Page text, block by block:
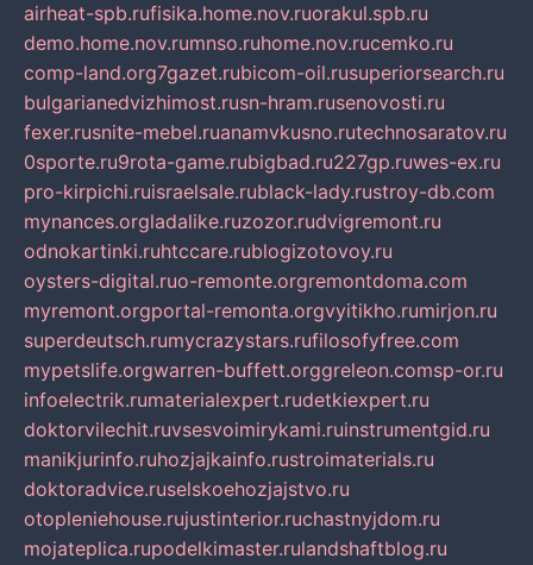
airheat-spb.rufisika.home.nov.ruorakul.spb.ru
demo.home.nov.rumnso.ruhome.nov.rucemko.ru
comp-land.org7gazet.rubicom-oil.rusuperiorsearch.ru
bulgarianedvizhimost.rusn-hram.rusenovosti.ru
fexer.rusnite-mebel.ruanamvkusno.rutechnosaratov.ru
0sporte.ru9rota-game.rubigbad.ru227gp.ruwes-ex.ru
pro-kirpichi.ruisraelsale.rublack-lady.rustroy-db.com
mynances.orgladalike.ruzozor.rudvigremont.ru
odnokartinki.ruhtccare.rublogizotovoy.ru
oysters-digital.ruo-remonte.orgremontdoma.com
myremont.orgportal-remonta.orgvyitikho.rumirjon.ru
superdeutsch.rumycrazystars.rufilosofyfree.com
mypetslife.orgwarren-buffett.orggreleon.comsp-or.ru
infoelectrik.rumaterialexpert.rudetkiexpert.ru
doktorvilechit.ruvsesvoimirykami.ruinstrumentgid.ru
manikjurinfo.ruhozjajkainfo.rustroimaterials.ru
doktoradvice.ruselskoehozjajstvo.ru
otopleniehouse.rujustinterior.ruchastnyjdom.ru
mojateplica.rupodelkimaster.rulandshaftblog.ru